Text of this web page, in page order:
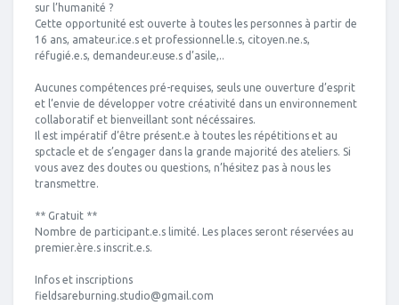
sur l’humanité ?
Cette opportunité est ouverte à toutes les personnes à partir de
16 ans, amateur.ice.s et professionnel.le.s, citoyen.ne.s,
réfugié.e.s, demandeur.euse.s d’asile,..
Aucunes compétences pré-requises, seuls une ouverture d’esprit
et l’envie de développer votre créativité dans un environnement
collaboratif et bienveillant sont nécéssaires.
Il est impératif d’être présent.e à toutes les répétitions et au
spctacle et de s’engager dans la grande majorité des ateliers. Si
vous avez des doutes ou questions, n’hésitez pas à nous les
transmettre.
** Gratuit **
Nombre de participant.e.s limité. Les places seront réservées au
premier.ère.s inscrit.e.s.
Infos et inscriptions
fieldsareburning.studio@gmail.com